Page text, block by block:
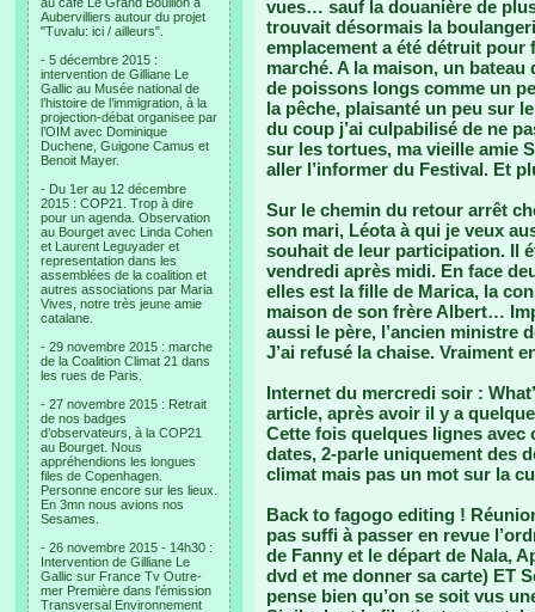
Aubervilliers autour du projet
"Tuvalu: ici / ailleurs".
- 5 décembre 2015 :
intervention de Gilliane Le
Gallic au Musée national de
l’histoire de l’immigration, à la
projection-débat organisee par
l’OIM avec Dominique
Duchene, Guigone Camus et
Benoit Mayer.
- Du 1er au 12 décembre
2015 : COP21. Trop à dire
pour un agenda. Observation
au Bourget avec Linda Cohen
et Laurent Leguyader et
representation dans les
assemblées de la coalition et
autres associations par Maria
Vives, notre très jeune amie
catalane.
- 29 novembre 2015 : marche
de la Coalition Climat 21 dans
les rues de Paris.
- 27 novembre 2015 : Retrait
de nos badges
d’observateurs, à la COP21
au Bourget. Nous
appréhendions les longues
files de Copenhagen.
Personne encore sur les lieux.
En 3mn nous avions nos
Sesames.
- 26 novembre 2015 - 14h30 :
Intervention de Gilliane Le
Gallic sur France Tv Outre-
mer Première dans l'émission
Transversal Environnement
vues… sauf la douanière de
trouvait désormais la
emplacement a été détruit pour
marché. A la maison, un
de poissons longs comme un
la pêche, plaisanté un peu sur
du coup j’ai culpabilisé de ne
sur les tortues, ma vieille amie
aller l’informer du Festival. Et
Sur le chemin du retour arrêt
son mari, Léota à qui je veux
souhait de leur participation. Il
vendredi après midi. En face
elles est la fille de Marica, la
maison de son frère Albert…
aussi le père, l’ancien ministre
J’ai refusé la chaise. Vraiment
Internet du mercredi soir :
article, après avoir il y a
Cette fois quelques lignes avec
dates, 2-parle uniquement des
climat mais pas un mot sur la
Back to fagogo editing !
pas suffi à passer en revue
de Fanny et le départ de Nala,
dvd et me donner sa carte) ET
pense bien qu’on se soit vus